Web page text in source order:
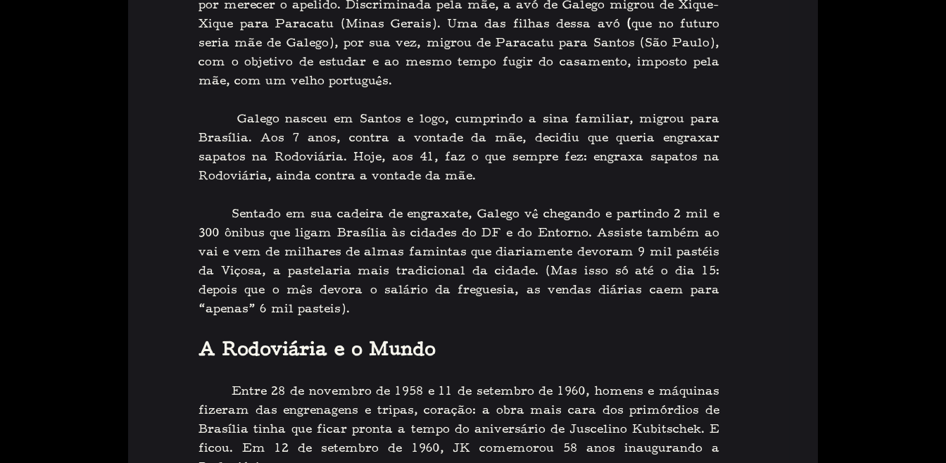
por merecer o apelido. Discriminada pela mãe, a avó de Galego migrou de Xique-
Xique para Paracatu (Minas Gerais). Uma das filhas dessa avó (que no futuro
seria mãe de Galego), por sua vez, migrou de Paracatu para Santos (São Paulo),
com o objetivo de estudar e ao mesmo tempo fugir do casamento, imposto pela
mãe, com um velho português.
Galego nasceu em Santos e logo, cumprindo a sina familiar, migrou para
Brasília. Aos 7 anos, contra a vontade da mãe, decidiu que queria engraxar
sapatos na Rodoviária. Hoje, aos 41, faz o que sempre fez: engraxa sapatos na
Rodoviária, ainda contra a vontade da mãe.
Sentado em sua cadeira de engraxate, Galego vê chegando e partindo 2 mil e
300 ônibus que ligam Brasília às cidades do DF e do Entorno. Assiste também ao
vai e vem de milhares de almas famintas que diariamente devoram 9 mil pastéis
da Viçosa, a pastelaria mais tradicional da cidade. (Mas isso só até o dia 15:
depois que o mês devora o salário da freguesia, as vendas diárias caem para
“apenas” 6 mil pasteis).
A Rodoviária e o Mundo
Entre 28 de novembro de 1958 e 11 de setembro de 1960, homens e máquinas
fizeram das engrenagens e tripas, coração: a obra mais cara dos primórdios de
Brasília tinha que ficar pronta a tempo do aniversário de Juscelino Kubitschek. E
ficou. Em 12 de setembro de 1960, JK comemorou 58 anos inaugurando a